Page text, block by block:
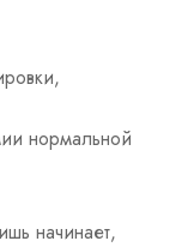
нормальной
начинает,